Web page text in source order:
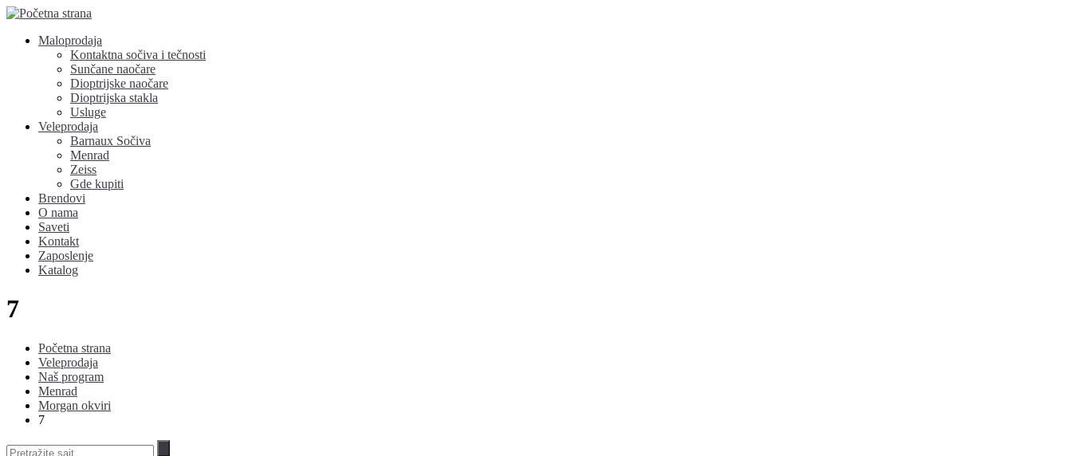
Maloprodaja
Kontaktna sočiva i tečnosti
Sunčane naočare
Dioptrijske naočare
Dioptrijska stakla
Usluge
Veleprodaja
Barnaux Sočiva
Menrad
Zeiss
Gde kupiti
Brendovi
O nama
Saveti
Kontakt
Zaposlenje
Katalog
7
Početna strana
Veleprodaja
Naš program
Menrad
Morgan okviri
7